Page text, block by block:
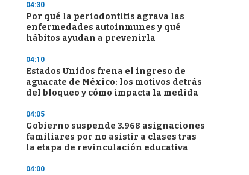
04:30
Por qué la periodontitis agrava las
enfermedades autoinmunes y qué
hábitos ayudan a prevenirla
04:10
Estados Unidos frena el ingreso de
aguacate de México: los motivos detrás
del bloqueo y cómo impacta la medida
04:05
Gobierno suspende 3.968 asignaciones
familiares por no asistir a clases tras
la etapa de revinculación educativa
04:00